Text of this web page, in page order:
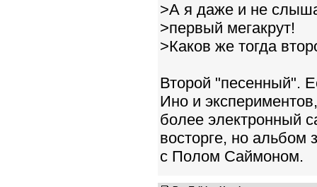
>А я даже и не
>первый мегакрут!
>Каков же тогда
Второй "песенный".
Ино и
более электронный
восторге, но альбом
с Полом Саймоном.